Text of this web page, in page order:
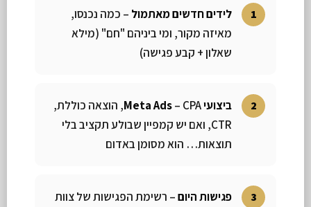
לידים חדשים מאתמול – כמה נכנסו,
מאיזה מקור, ומי ביניהם "חם" (מילא
שאלון + קבע פגישה)
ביצועי Meta Ads
– CPA, הוצאה כוללת,
CTR, ואם יש קמפיין שבולע תקציב בלי
תוצאות… הוא מסומן באדום
פגישות היום– רשימת הפגישות של צוות